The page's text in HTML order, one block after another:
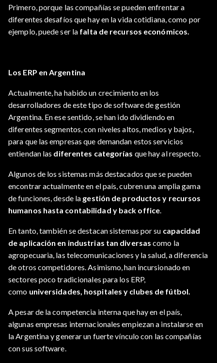
Primero, porque las compañías se pueden enfrentar a
diferentes desafíos que hay en la vida cotidiana, como por
ejemplo, puede ser la falta de recursos económicos.
Los ERP en Argentina
Actualmente, ha habido un crecimiento en los
desarrolladores de este tipo de software de gestión
Argentina. En ese sentido, se han ido dividiendo en
diferentes segmentos, con niveles altos, medios y bajos,
para que las empresas que demandan estos servicios
entiendan las diferentes categorías que hay al respecto.
Algunos de los sistemas más destacados que se pueden
encontrar actualmente en el país, cubren una amplia gama
de funciones, desde la gestión de productos y recursos
humanos hasta contabilidad y back office
En tanto, también se destacan sistemas por su capacidad
de aplicación en industrias tan diversas como la
agropecuaria, las telecomunicaciones y la salud, a diferencia
de otros competidores. Asimismo, han incursionado en
sectores poco tradicionales para los ERP,
como universidades, hospitales y clubes de fútbol.
A pesar de la competencia interna que hay en el país,
algunas empresas internacionales empiezan a instalarse en
la Argentina y generar un fuerte vínculo con las compañías
con sus software.